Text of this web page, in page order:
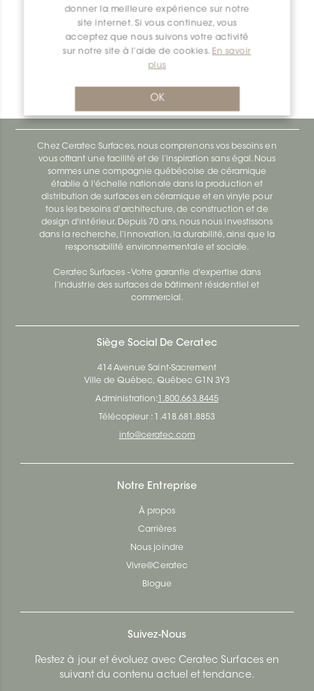
donner la meilleure expérience sur notre
site internet. Si vous continuez, vous
acceptez que nous suivons votre activité
sur notre site à l’aide de cookies. En savoir
plus
OK
Bara-Rw E90/RW120BW
Chez Ceratec Surfaces, nous comprenons vos besoins en
vous offrant une facilité et de l’inspiration sans égal. Nous
sommes une compagnie québécoise de céramique
établie à l'échelle nationale dans la production et
distribution de surfaces en céramique et en vinyle pour
tous les besoins d'architecture, de construction et de
design d'intérieur. Depuis 70 ans, nous nous investissons
dans la recherche, l’innovation, la durabilité, ainsi que la
responsabilité environnementale et sociale.
Ceratec Surfaces - Votre garantie d'expertise dans
l’industrie des surfaces de bâtiment résidentiel et
commercial.
Siège Social De Ceratec
414 Avenue Saint-Sacrement
Ville de Québec, Québec G1N 3Y3
Administration: 1.800.663.8445
Télécopieur : 1.418.681.8853
info@ceratec.com
Notre Entreprise
À propos
Carrières
Nous joindre
Vivre@Ceratec
Blogue
Suivez-Nous
Restez à jour et évoluez avec Ceratec Surfaces en
suivant du contenu actuel et tendance.